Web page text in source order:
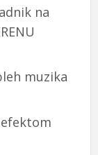
na
muzika